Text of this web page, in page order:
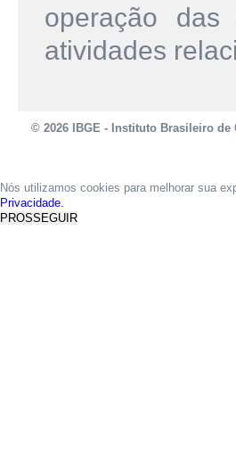
operação
atividades
© 2026 IBGE - Instituto Brasileiro de
Nós utilizamos cookies para melhorar sua
Privacidade.
PROSSEGUIR